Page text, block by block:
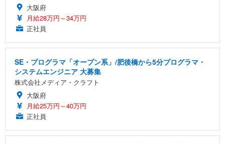
大阪府
月給28万円～34万円
正社員
SE・プログラマ「オープン系」/肥後橋から5分プログラマ・
システムエンジニア 大募集
株式会社メディア・クラフト
大阪府
月給25万円～40万円
正社員